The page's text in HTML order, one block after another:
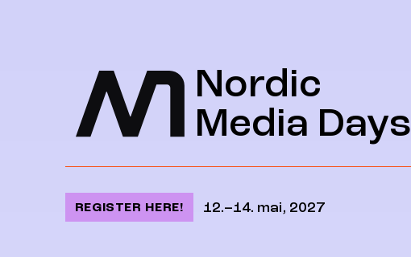
Nordic
Media Days
REGISTER HERE! 12.–14. mai, 2027